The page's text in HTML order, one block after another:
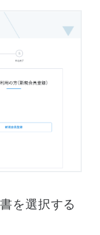
を選択する